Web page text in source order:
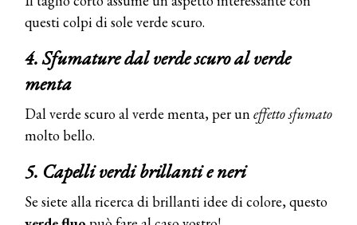
questi colpi di sole verde scuro.
4. Sfumature dal verde scuro al verde
menta
Dal verde scuro al verde menta, per uneffetto sfumato
molto bello.
5. Capelli verdi brillanti e neri
Se siete alla ricerca di brillanti idee di colore, questo